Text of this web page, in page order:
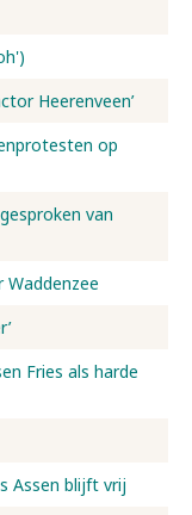
Heerenveen’
op
van
Fries als harde
Assen blijft vrij